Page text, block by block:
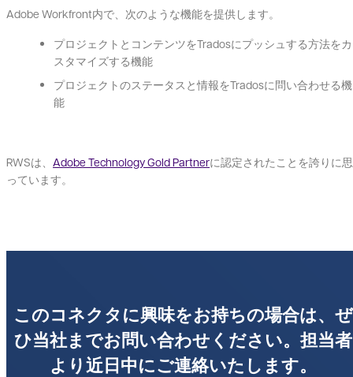
Adobe Workfront内で、次のような機能を提供します。
プロジェクトとコンテンツをTradosにプッシュする方法をカ
スタマイズする機能
プロジェクトのステータスと情報をTradosに問い合わせる機
能
RWSは、 Adobe Technology Gold Partnerに認定されたことを誇りに思
っています。
このコネクタに興味をお持ちの場合は、ぜ
ひ当社までお問い合わせください。担当者
より近日中にご連絡いたします。